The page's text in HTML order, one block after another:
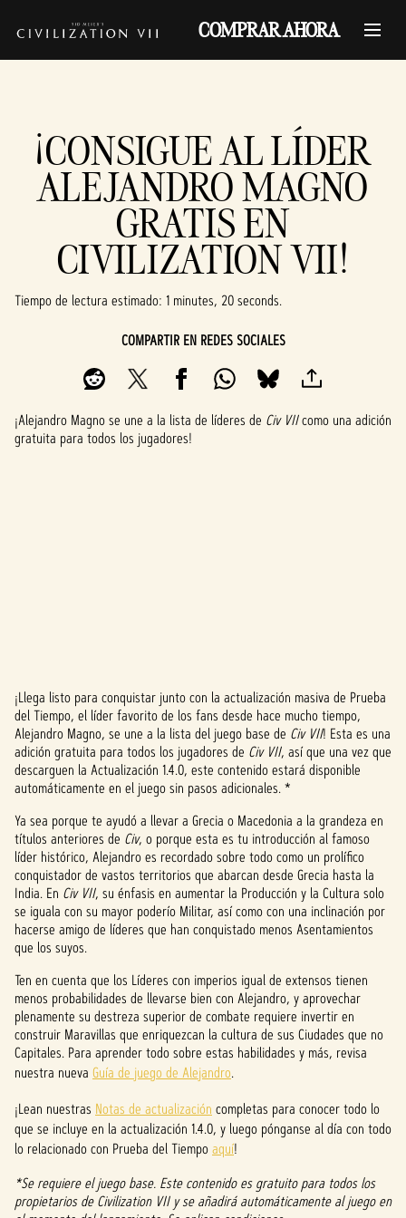
COMPRAR AHORA
¡CONSIGUE AL LÍDER
ALEJANDRO MAGNO
GRATIS EN
CIVILIZATION VII!
Tiempo de lectura estimado 1 minutes, 20 seconds
COMPARTIR EN REDES SOCIALES
¡Alejandro Magno se une a la lista de líderes de Civ VIIcomo una adición
gratuita para todos los jugadores!
A
c
c
e
p
t
&
P
l
a
y
hacer
clic
en
acept
as la
¡Llega listo para conquistar junto con la actualización masiva de Prueba
del Tiempo, el líder favorito de los fans desde hace mucho tiempo,
Alejandro Magno, se une a la lista del juego base de Civ VII! Esta es una
adición gratuita para todos los jugadores de Civ VII, así que una vez que
descarguen la Actualización 1.4.0, este contenido estará disponible
automáticamente en el juego sin pasos adicionales. *
Ya sea porque te ayudó a llevar a Grecia o Macedonia a la grandeza en
títulos anteriores de Civ, o porque esta es tu introducción al famoso
líder histórico, Alejandro es recordado sobre todo como un prolífico
conquistador de vastos territorios que abarcan desde Grecia hasta la
India. En Civ VII, su énfasis en aumentar la Producción y la Cultura solo
se iguala con su mayor poderío Militar, así como con una inclinación por
hacerse amigo de líderes que han conquistado menos Asentamientos
que los suyos.
Ten en cuenta que los Líderes con imperios igual de extensos tienen
menos probabilidades de llevarse bien con Alejandro, y aprovechar
plenamente su destreza superior de combate requiere invertir en
construir Maravillas que enriquezcan la cultura de sus Ciudades que no
Capitales. Para aprender todo sobre estas habilidades y más, revisa
nuestra nueva Guía de juego de Alejandro.
¡Lean nuestras Notas de actualización completas para conocer todo lo
que se incluye en la actualización 1.4.0, y luego pónganse al día con todo
lo relacionado con Prueba del Tiempoaquí!
*Se requiere el juego base. Este contenido es gratuito para todos los
propietarios de Civilization VII y se añadirá automáticamente al juego en